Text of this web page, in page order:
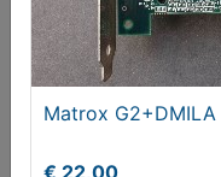
Matrox
€ 22,00